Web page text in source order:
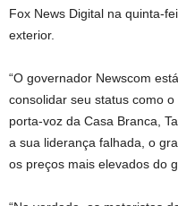
Fox News Digital na quinta-
exterior.
“O governador Newscom
consolidar seu status como
porta-voz da Casa Branca,
a sua liderança falhada, o
os preços mais elevados do